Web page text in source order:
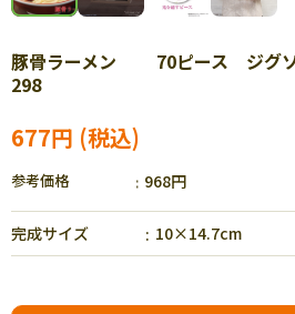
豚骨ラーメン 70ピース ジグ
298
677円
参考価格 968円
完成サイズ 10×14.7cm